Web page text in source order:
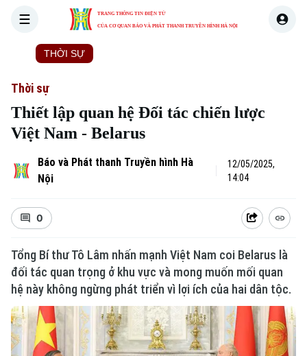
TRANG THÔNG TIN ĐIỆN TỬ
CỦA CƠ QUAN BÁO VÀ PHÁT THANH TRUYỀN HÌNH HÀ NỘI
THỜI SỰ
Thời sự
Thiết lập quan hệ Đối tác chiến lược
Việt Nam - Belarus
Báo và Phát thanh Truyền hình Hà
Nội
12/05/2025,
14:04
0
Tổng Bí thư Tô Lâm nhấn mạnh Việt Nam coi Belarus là
đối tác quan trọng ở khu vực và mong muốn mối quan
hệ này không ngừng phát triển vì lợi ích của hai dân tộc.